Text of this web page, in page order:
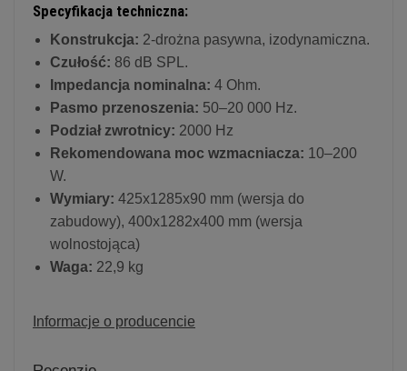
Specyfikacja techniczna:
Konstrukcja: 2-drożna pasywna, izodynamiczna.
Czułość: 86 dB SPL.
Impedancja nominalna: 4 Ohm.
Pasmo przenoszenia: 50–20 000 Hz.
Podział zwrotnicy: 2000 Hz
Rekomendowana moc wzmacniacza: 10–200
W.
Wymiary: 425x1285x90 mm (wersja do
zabudowy), 400x1282x400 mm (wersja
wolnostojąca)
Waga: 22,9 kg
Informacje o producencie